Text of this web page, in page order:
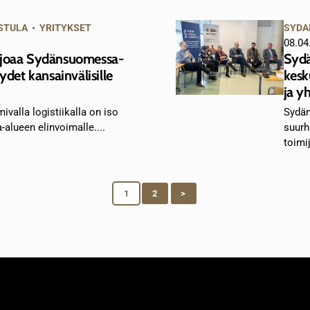
• YRITYKSET
Sydänsuomessa-
kansainvälisille
logistiikalla on iso
alueen elinvoimalle....
ja
1 2 >